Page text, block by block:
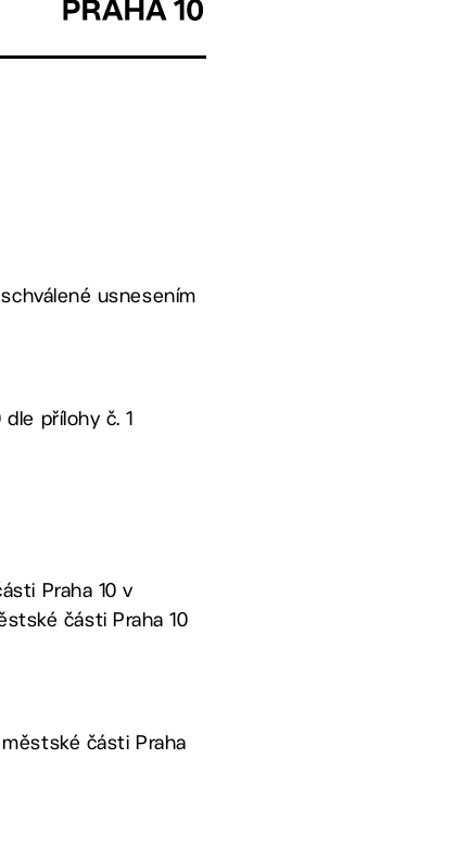
usnesením
přílohy č. 1
Praha 10 v
části Praha 10
části Praha